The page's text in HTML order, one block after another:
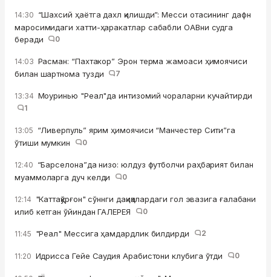
14:30 “Шахсий ҳаётга дахл қилишди”: Месси отасининг дафн
маросимидаги хатти-ҳаракатлар сабабли ОАВни судга
беради
0
14:03 Расман: “Пахтакор” Эрон терма жамоаси ҳимоячиси
билан шартнома тузди
7
13:34 Моуринью "Реал"да интизомий чораларни кучайтирди
1
13:05 “Ливерпуль” ярим ҳимоячиси “Манчестер Сити”га
ўтиши мумкин
0
12:40 “Барселона”да низо: юлдуз футболчи раҳбарият билан
муаммоларга дуч келди
0
12:14 "Каттақўрғон" сўннги дақиқалардаги гол эвазига ғалабани
илиб кетган ўйиндан ГАЛЕРЕЯ
0
11:45 "Реал" Мессига ҳамдардлик билдирди 2
11:20 Идрисса Гейе Саудия Арабистони клубига ўтди 0